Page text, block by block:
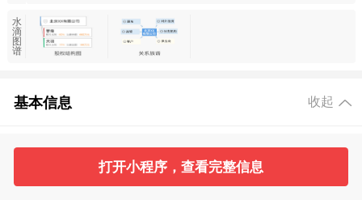
水
滴
图
谱
基本信息 收起
工商信息 股东信息 主要人员 对外投资
打开小程序，查看完整信息